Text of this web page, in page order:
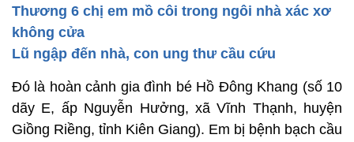
Thương 6 chị em mồ côi trong ngôi nhà xác xơ
không cửa
Lũ ngập đến nhà, con ung thư cầu cứu
Đó là hoàn cảnh gia đình bé Hồ Đông Khang (số 10
dãy E, ấp Nguyễn Hưởng, xã Vĩnh Thạnh, huyện
Giồng Riềng, tỉnh Kiên Giang). Em bị bệnh bạch cầu